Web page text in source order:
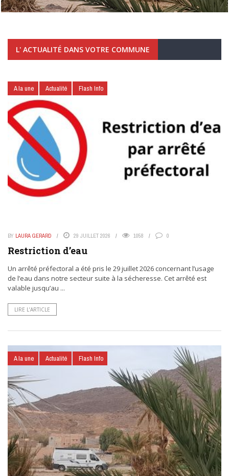
L' ACTUALITÉ DANS VOTRE COMMUNE
A la une Actualité Flash Info
BY LAURA GERARD 29 JUILLET 2026 1058 0
Restriction d’eau
Un arrêté préfectoral a été pris le 29 juillet 2026 concernant l’usage
de l’eau dans notre secteur suite à la sécheresse. Cet arrêté est
valable jusqu’au ...
LIRE L’ARTICLE
A la une Actualité Flash Info